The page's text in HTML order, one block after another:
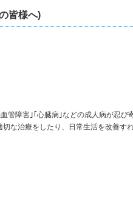
皆様へ)
管障害｣｢心臓病｣などの成人病が忍び
な治療をしたり、日常生活を改善す